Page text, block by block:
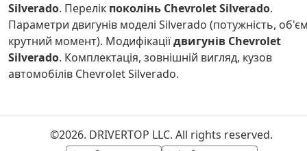
Silverado. Перелік поколінь Chevrolet Silverado.
Параметри двигунів моделі Silverado (потужність,
крутний момент). Модифікаціїдвигунів Chevrolet
Silverado. Комплектація, зовнішній вигляд, кузов
автомобілів Chevrolet Silverado.
©2026. DRIVERTOP LLC. All rights reserved.